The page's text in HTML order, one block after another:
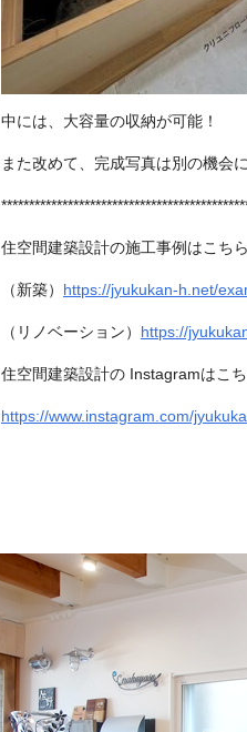
中には、大容量の収納が可能！
また改めて、完成写真は別の機会
住空間建築設計の施工事例はこちら
（新築） https://jyukukan-h.net/
（リノベーション） https://
住空間建築設計の Instagramはこ
https://www.instagram.com/